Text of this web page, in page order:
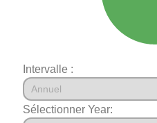
Intervalle :
Sélectionner Year: